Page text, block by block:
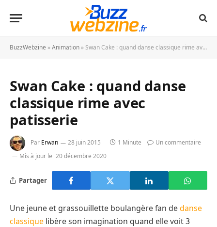
BuzzWebzine »Animation »Swan Cake : quand danse classique rime avec patisserie
Swan Cake : quand danse
classique rime avec
patisserie
Par Erwan 28 juin 2015 1 Minute
Un commentaire
Mis à jour le 20 décembre 2020
Partager
Une jeune et grassouillette boulangère fan dedanse
classique libère son imagination quand elle voit 3